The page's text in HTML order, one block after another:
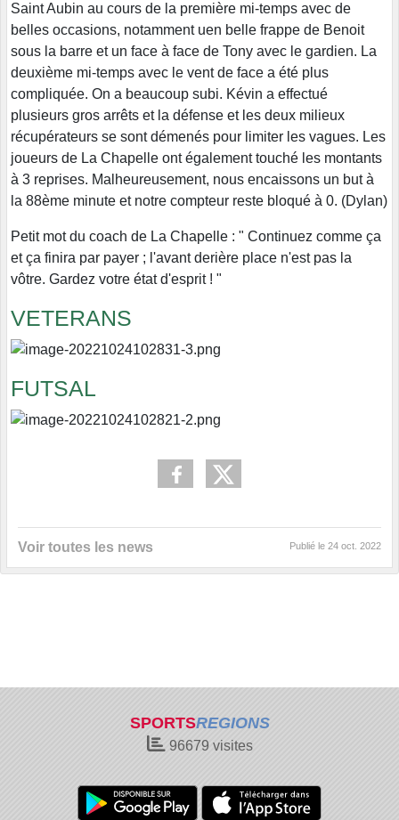
Saint Aubin au cours de la première mi-temps avec de
belles occasions, notamment uen belle frappe de Benoit
sous la barre et un face à face de Tony avec le gardien. La
deuxième mi-temps avec le vent de face a été plus
compliquée. On a beaucoup subi. Kévin a effectué
plusieurs gros arrêts et la défense et les deux milieux
récupérateurs se sont démenés pour limiter les vagues. Les
joueurs de La Chapelle ont également touché les montants
à 3 reprises. Malheureusement, nous encaissons un but à
la 88ème minute et notre compteur reste bloqué à 0. (Dylan)
Petit mot du coach de La Chapelle : " Continuez comme ça
et ça finira par payer ; l'avant derière place n'est pas la
vôtre. Gardez votre état d'esprit ! "
VETERANS
FUTSAL
Voir toutes les news Publié le 24 oct. 2022
SPORTSREGIONS
96679 visites